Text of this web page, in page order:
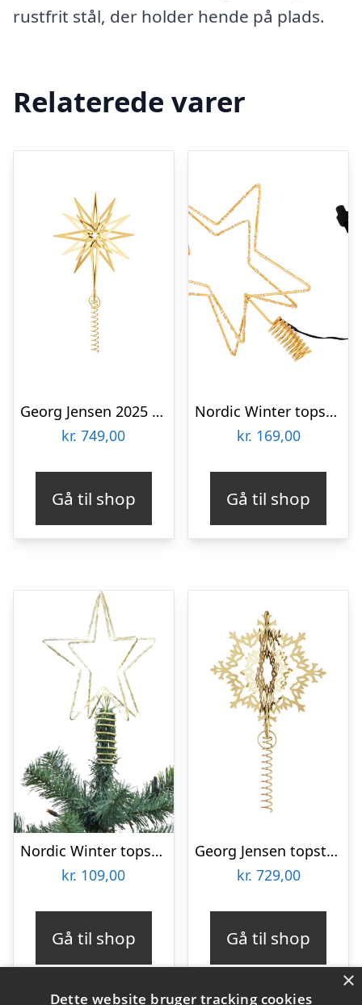
rustfrit stål, der holder hende på plads.
Relaterede varer
Georg Jensen 2025 Lyra topstjerne, stor : Erling Christensen Møbler
kr. 749,00
Gå til shop
Nordic Winter topstjerne med lys
kr. 169,00
Gå til shop
Nordic Winter topstjerne med lys
kr. 109,00
Gå til shop
Georg Jensen topstjerne Isblomst 2020 : Erling Christensen Møbler
kr. 729,00
Gå til shop
×
Dette website bruger tracking cookies